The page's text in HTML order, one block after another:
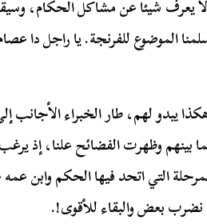
يعرف شيئا عن مشاكل الحكام،
الموضوع للفرنجة. يا راجل دا
يبدو لهم، طار الخبراء الأجانب
بينهم وظهرت الفضائح علنا، إذ
التي اتحد فيها الحكم وابن
بعض والبقاء للأقوى!.